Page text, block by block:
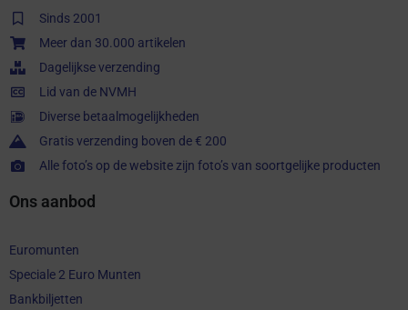
Sinds 2001
Meer dan 30.000 artikelen
Dagelijkse verzending
Lid van de NVMH
Diverse betaalmogelijkheden
Gratis verzending boven de € 200
Alle foto’s op de website zijn foto’s van soortgelijke producten
Ons aanbod
Euromunten
Speciale 2 Euro Munten
Bankbiljetten